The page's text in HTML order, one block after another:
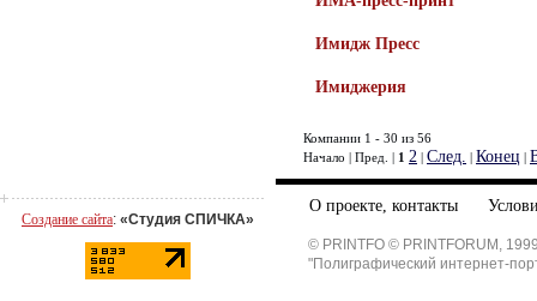
Создание сайта: «Студия СПИЧКА»
Имидж Пресс
Имиджерия
Компании 1 - 30 из 56
Начало | Пред. | 1 2 | След. | Конец |
О проекте, контакты
© PRINTFO © PRINTFORUM,
"Полиграфический интернет-